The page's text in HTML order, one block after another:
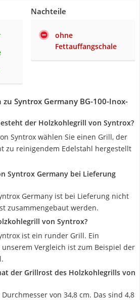
Nachteile
ohne
Fettauffangschale
Syntrox Germany BG-100-Inox-
der Holzkohlegrill von Syntrox?
Syntrox wählen Sie einen Grill, der
zu reinigendem Edelstahl hergestellt
Syntrox Germany bei Lieferung
Germany ist bei Lieferung nicht
zusammengebaut werden.
von Syntrox?
ist ein runder Grill. Ein
Vergleich ist zum Beispiel der
der Grillrost des Holzkohlegrills von
von 34,8 cm. Das sind 4,8